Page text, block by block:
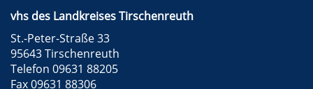
vhs des Landkreises Tirschenreuth
St.-Peter-Straße 33
95643 Tirschenreuth
Telefon 09631 88205
Fax 09631 88306